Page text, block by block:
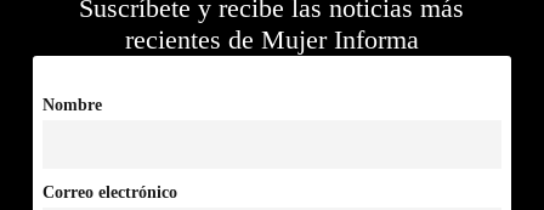
Suscríbete y recibe las noticias más
recientes de Mujer Informa
Nombre
Correo electrónico